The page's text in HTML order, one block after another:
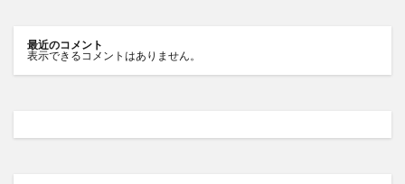
最近のコメント
表示できるコメントはありません。